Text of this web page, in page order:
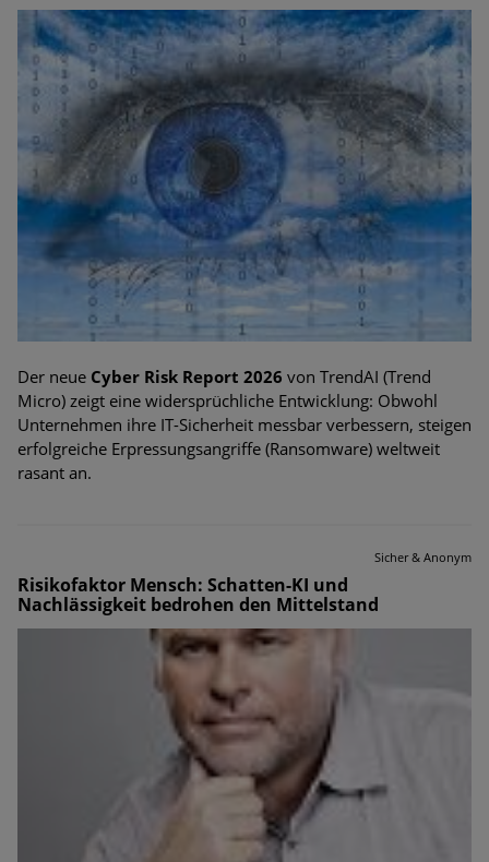
Der neue Cyber Risk Report 2026 von TrendAI (Trend
Micro) zeigt eine widersprüchliche Entwicklung: Obwohl
Unternehmen ihre IT-Sicherheit messbar verbessern, steigen
erfolgreiche Erpressungsangriffe (Ransomware) weltweit
rasant an.
Sicher & Anonym
Risikofaktor Mensch: Schatten-KI und
Nachlässigkeit bedrohen den Mittelstand